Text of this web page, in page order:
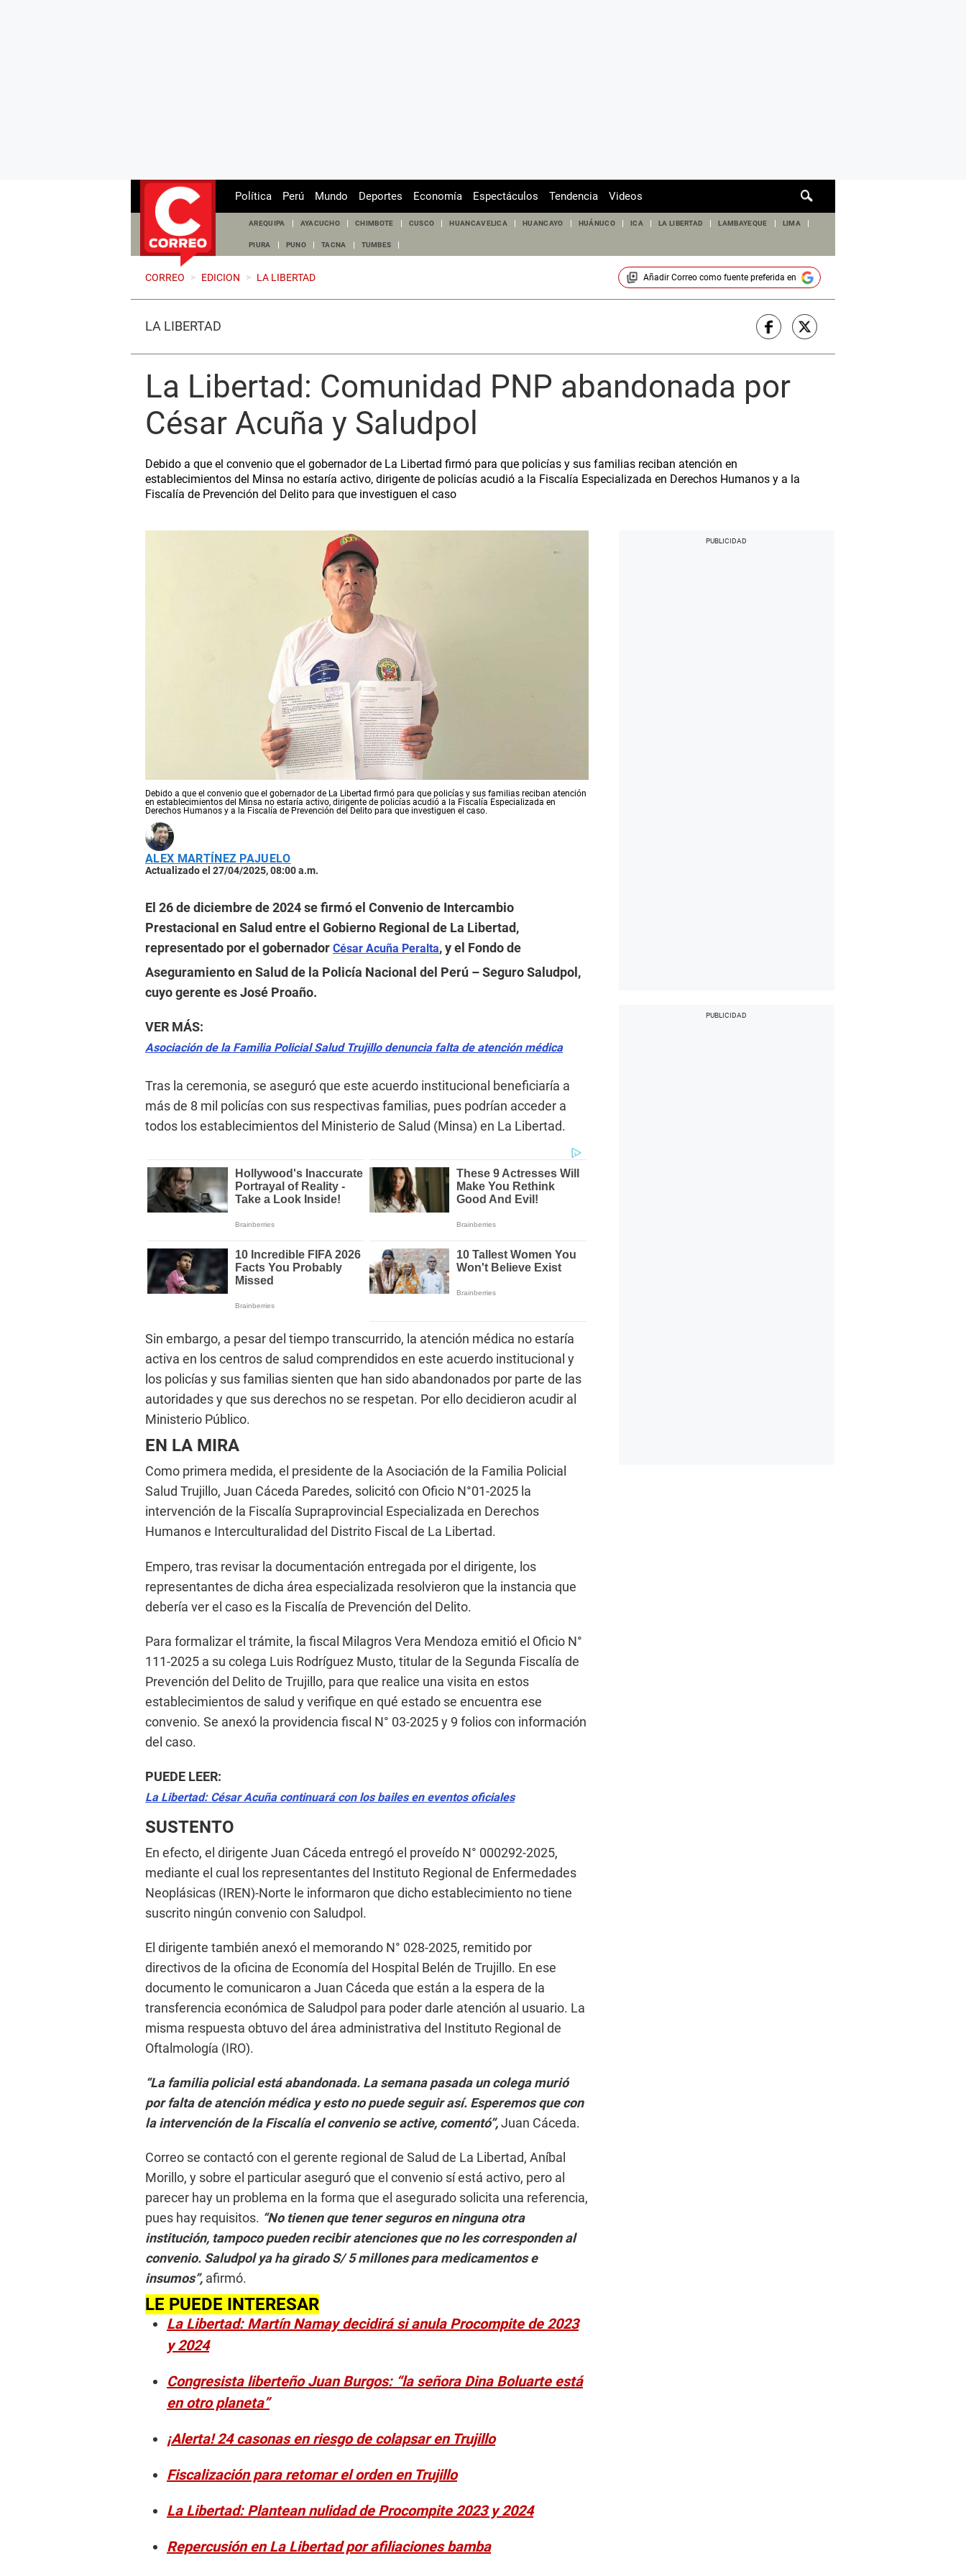
de
Política Perú Mundo Deportes Economía Espectáculos Tendencia Videos
AREQUIPA AYACUCHO CHIMBOTE CUSCO HUANCAVELICA HUANCAYO HUÁNUCO ICA LA LIBERTAD LAMBAYEQUE LIMA
PIURA PUNO TACNA TUMBES
CORREO > EDICION > LA LIBERTAD Añadir Correocomo fuente preferida en
LA LIBERTAD
La Libertad: Comunidad PNP abandonada por
César Acuña y Saludpol
Debido a que el convenio que el gobernador de La Libertad firmó para que policías y sus familias reciban atención en
establecimientos del Minsa no estaría activo, dirigente de policías acudió a la Fiscalía Especializada en Derechos Humanos y a la
Fiscalía de Prevención del Delito para que investiguen el caso
Debido a que el convenio que el gobernador de La Libertad firmó para que policías y sus familias reciban atención
en establecimientos del Minsa no estaría activo, dirigente de policías acudió a la Fiscalía Especializada en
Derechos Humanos y a la Fiscalía de Prevención del Delito para que investiguen el caso.
ALEX MARTÍNEZ PAJUELO
Actualizado el 27/04/2025, 08:00 a.m.
El 26 de diciembre de 2024 se firmó el Convenio de Intercambio
Prestacional en Salud entre el Gobierno Regional de La Libertad,
representado por el gobernador César Acuña Peralta, y el Fondo de
Aseguramiento en Salud de la Policía Nacional del Perú – Seguro Saludpol,
cuyo gerente es José Proaño.
VER MÁS:
Asociación de la Familia Policial Salud Trujillo denuncia falta de atención médica
Tras la ceremonia, se aseguró que este acuerdo institucional beneficiaría a
más de 8 mil policías con sus respectivas familias, pues podrían acceder a
todos los establecimientos del Ministerio de Salud (Minsa) en La Libertad.
Sin embargo, a pesar del tiempo transcurrido, la atención médica no estaría
activa en los centros de salud comprendidos en este acuerdo institucional y
los policías y sus familias sienten que han sido abandonados por parte de las
autoridades y que sus derechos no se respetan. Por ello decidieron acudir al
Ministerio Público.
EN LA MIRA
Como primera medida, el presidente de la Asociación de la Familia Policial
Salud Trujillo, Juan Cáceda Paredes, solicitó con Oficio N°01-2025 la
intervención de la Fiscalía Supraprovincial Especializada en Derechos
Humanos e Interculturalidad del Distrito Fiscal de La Libertad.
Empero, tras revisar la documentación entregada por el dirigente, los
representantes de dicha área especializada resolvieron que la instancia que
debería ver el caso es la Fiscalía de Prevención del Delito.
Para formalizar el trámite, la fiscal Milagros Vera Mendoza emitió el Oficio N°
111-2025 a su colega Luis Rodríguez Musto, titular de la Segunda Fiscalía de
Prevención del Delito de Trujillo, para que realice una visita en estos
establecimientos de salud y verifique en qué estado se encuentra ese
convenio. Se anexó la providencia fiscal N° 03-2025 y 9 folios con información
del caso.
PUEDE LEER:
La Libertad: César Acuña continuará con los bailes en eventos oficiales
SUSTENTO
En efecto, el dirigente Juan Cáceda entregó el proveído N° 000292-2025,
mediante el cual los representantes del Instituto Regional de Enfermedades
Neoplásicas (IREN)-Norte le informaron que dicho establecimiento no tiene
suscrito ningún convenio con Saludpol.
El dirigente también anexó el memorando N° 028-2025, remitido por
directivos de la oficina de Economía del Hospital Belén de Trujillo. En ese
documento le comunicaron a Juan Cáceda que están a la espera de la
transferencia económica de Saludpol para poder darle atención al usuario. La
misma respuesta obtuvo del área administrativa del Instituto Regional de
Oftalmología (IRO).
“La familia policial está abandonada. La semana pasada un colega murió
por falta de atención médica y esto no puede seguir así. Esperemos que con
la intervención de la Fiscalía el convenio se active, comentó”,Juan Cáceda.
Correo se contactó con el gerente regional de Salud de La Libertad, Aníbal
Morillo, y sobre el particular aseguró que el convenio sí está activo, pero al
parecer hay un problema en la forma que el asegurado solicita una referencia,
pues hay requisitos. “No tienen que tener seguros en ninguna otra
institución, tampoco pueden recibir atenciones que no les corresponden al
convenio. Saludpol ya ha girado S/ 5 millones para medicamentos e
insumos”, afirmó.
LE PUEDE INTERESAR
La Libertad: Martín Namay decidirá si anula Procompite de 2023
y 2024
Congresista liberteño Juan Burgos: “la señora Dina Boluarte está
en otro planeta”
¡Alerta! 24 casonas en riesgo de colapsar en Trujillo
Fiscalización para retomar el orden en Trujillo
La Libertad: Plantean nulidad de Procompite 2023 y 2024
Repercusión en La Libertad por afiliaciones bamba